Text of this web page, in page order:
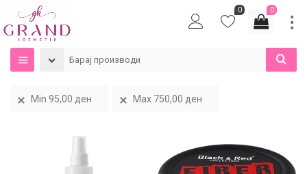
0
0
Min 95,00 ден Max 750,00 ден